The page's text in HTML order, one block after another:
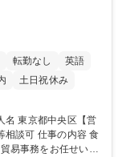
転勤なし
英語
土日祝休み
内容 食
易事務をお任せいた